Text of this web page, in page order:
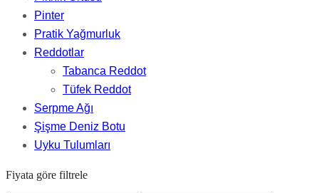
Pinter
Pratik Yağmurluk
Reddotlar
Tabanca Reddot
Tüfek Reddot
Serpme Ağı
Şişme Deniz Botu
Uyku Tulumları
Fiyata göre filtrele